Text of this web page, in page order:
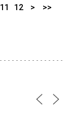
11 12 > >>